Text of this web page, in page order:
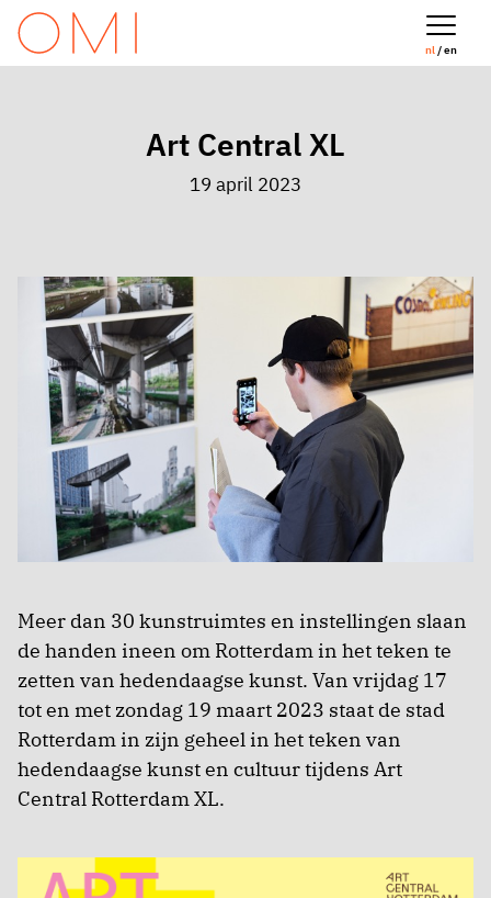
nl/ en
Art Central XL
19 april 2023
Meer dan 30 kunstruimtes en instellingen slaan
de handen ineen om Rotterdam in het teken te
zetten van hedendaagse kunst. Van vrijdag 17
tot en met zondag 19 maart 2023 staat de stad
Rotterdam in zijn geheel in het teken van
hedendaagse kunst en cultuur tijdens Art
Central Rotterdam XL.